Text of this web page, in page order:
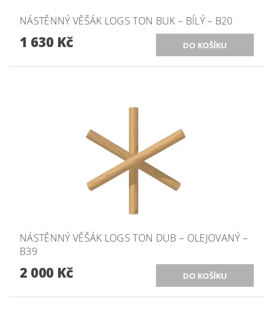
NÁSTĚNNÝ VĚŠÁK LOGS TON BUK – BÍLÝ – B20
1 630 Kč
NÁSTĚNNÝ VĚŠÁK LOGS TON DUB – OLEJOVANÝ –
B39
2 000 Kč